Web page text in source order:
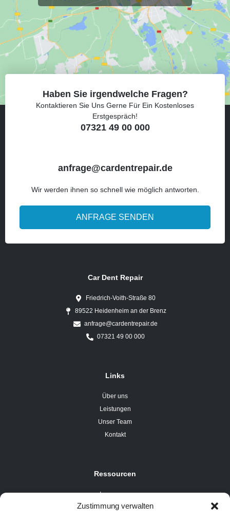
Zustimmung verwalten
Haben Sie irgendwelche Fragen?
Kontaktieren Sie Uns Gerne Für Ein Kostenloses
Erstgespräch!
07321 49 00 000
anfrage@cardentrepair.de
Wir werden ihnen so schnell wie möglich antworten.
ANFRAGE SENDEN
Car Dent Repair
Friedrich-Voith-Straße 80
89522 Heidenheim an der Brenz
anfrage@cardentrepair.de
07321 49 00 000
Links
Über uns
Leistungen
Unser Team
Kontakt
Ressourcen
Impressum
Datenschutzerklärung